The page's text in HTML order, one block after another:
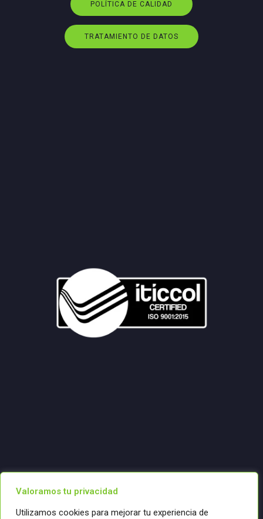
Valoramos tu privacidad
Utilizamos cookies para mejorar tu experiencia de
POLÍTICA DE CALIDAD
TRATAMIENTO DE DATOS